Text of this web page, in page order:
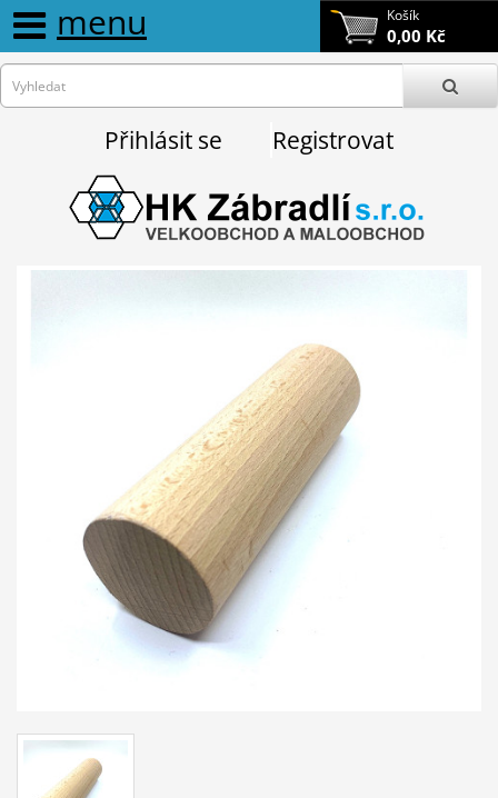
Košík
0,00 Kč
menu
Přihlásit se Registrovat